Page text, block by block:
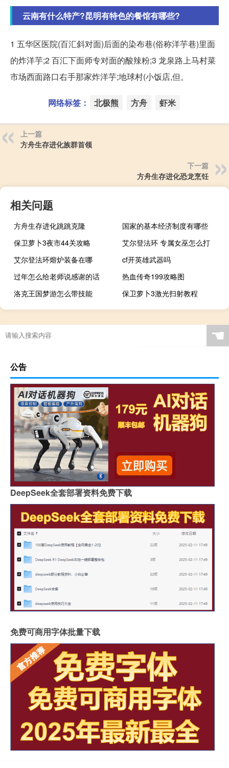
云南有什么特产?昆明有特色的餐馆有哪些?
1 五华区医院(百汇斜对面)后面的染布巷(俗称洋芋巷)里面
的炸洋芋;2 百汇下面师专对面的酸辣粉;3 龙泉路上马村菜
市场西面路口右手那家炸洋芋;地球村(小饭店,但。
网络标签： 北极熊 方舟 虾米
上一篇
方舟生存进化族群首领
下一篇
方舟生存进化恐龙烹饪
相关问题
方舟生存进化跳跳克隆
国家的基本经济制度有哪些
保卫萝卜3夜市44关攻略
艾尔登法环 专属女巫怎么打
艾尔登法环熔炉装备在哪
cf开英雄武器吗
过年怎么给老师说感谢的话
热血传奇199攻略图
洛克王国梦游怎么带技能
保卫萝卜3激光扫射教程
☚
公告
DeepSeek全套部署资料免费下载
免费可商用字体批量下载